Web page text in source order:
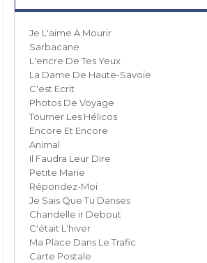
Je L'aime À Mourir
Sarbacane
L'encre De Tes Yeux
La Dame De Haute-Savoie
C'est Ecrit
Photos De Voyage
Tourner Les Hélicos
Encore Et Encore
Animal
Il Faudra Leur Dire
Petite Marie
Répondez-Moi
Je Sais Que Tu Danses
Chandelle ir Debout
C'était L'hiver
Ma Place Dans Le Trafic
Carte Postale